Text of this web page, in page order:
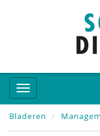
Bladeren